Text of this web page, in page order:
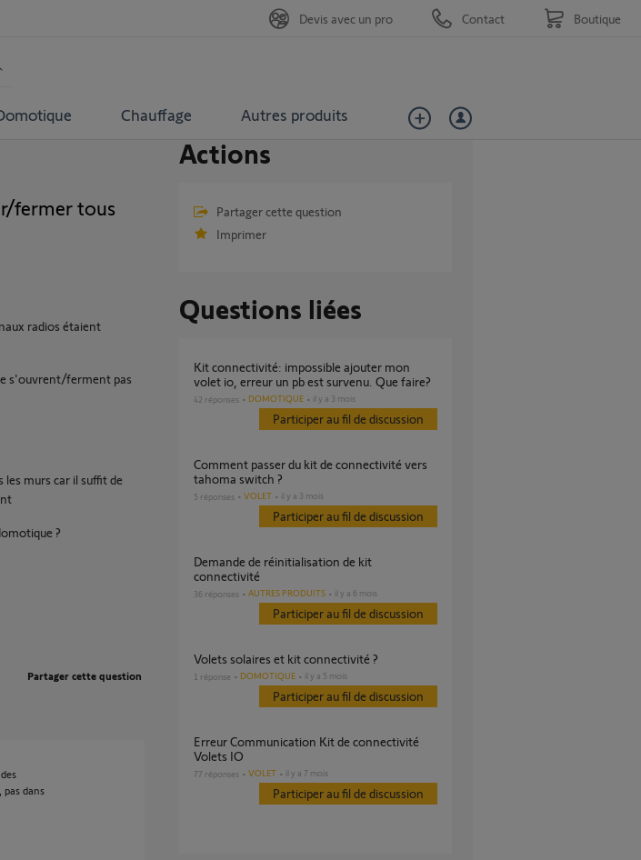
Chauffage Autres produits
Devis avec un pro Contact Boutique
fermer tous
radios étaient
s'ouvrent/ferment pas
les murs car il suffit de
?
Partager cette question
dans
Actions
Partager cette question
Imprimer
Questions liées
Kit connectivité: impossible ajouter mon
volet io, erreur un pb est survenu. Que faire?
42 réponses DOMOTIQUE il y a 3 mois
Participer au fil de discussion
Comment passer du kit de connectivité vers
tahoma switch ?
5 réponses VOLET il y a 3 mois
Participer au fil de discussion
Demande de réinitialisation de kit
connectivité
36 réponses AUTRES PRODUITS il y a 6 mois
Participer au fil de discussion
Volets solaires et kit connectivité ?
1 réponse DOMOTIQUE il y a 5 mois
Participer au fil de discussion
Erreur Communication Kit de connectivité
Volets IO
77 réponses VOLET il y a 7 mois
Participer au fil de discussion